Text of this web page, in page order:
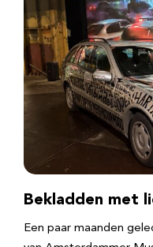
Bekladden met
Een paar maanden